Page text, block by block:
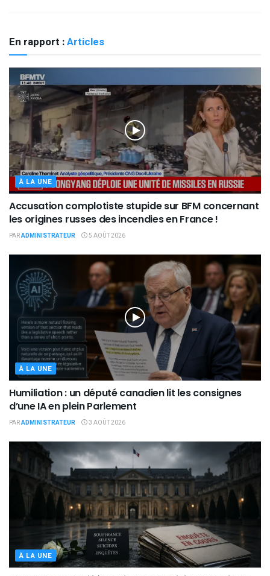
En rapport :Articles
À LA UNE
Accusation complotiste stupide sur BFM concernant
les origines russes des incendies en France !
PARADMINISTRATEUR 5 AOÛT 2026
À LA UNE
Humiliation : un député canadien lit les consignes
d’une IA en plein Parlement
PARADMINISTRATEUR 3 AOÛT 2026
À LA UNE